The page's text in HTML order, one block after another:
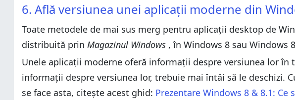
6. Află versiunea unei aplicații moderne din
Toate metodele de mai sus merg pentru aplicații desktop de
distribuită prin Magazinul Windows , în Windows 8 sau Windows
Unele aplicații moderne oferă informații despre versiunea lor
informații despre versiunea lor, trebuie mai întâi să le deschizi.
se face asta, citește acest ghid: Prezentare Windows 8 & 8.1: